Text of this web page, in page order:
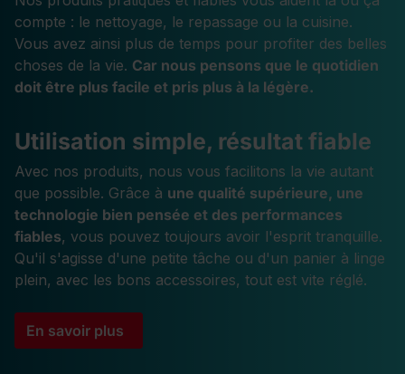
compte : le nettoyage, le repassage ou la cuisine.
Vous avez ainsi plus de temps pour profiter des belles
choses de la vie. Car nous pensons que le quotidien
doit être plus facile et pris plus à la légère.
Utilisation simple, résultat fiable
Avec nos produits, nous vous facilitons la vie autant
que possible. Grâce à une qualité supérieure, une
technologie bien pensée et des performances
fiables, vous pouvez toujours avoir l'esprit tranquille.
Qu'il s'agisse d'une petite tâche ou d'un panier à linge
plein, avec les bons accessoires, tout est vite réglé.
En savoir plus